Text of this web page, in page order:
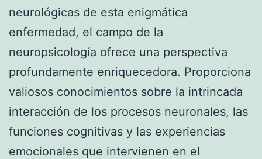
neurológicas de esta enigmática
enfermedad, el campo de la
neuropsicología ofrece una perspectiva
profundamente enriquecedora. Proporciona
valiosos conocimientos sobre la intrincada
interacción de los procesos neuronales, las
funciones cognitivas y las experiencias
emocionales que intervienen en el